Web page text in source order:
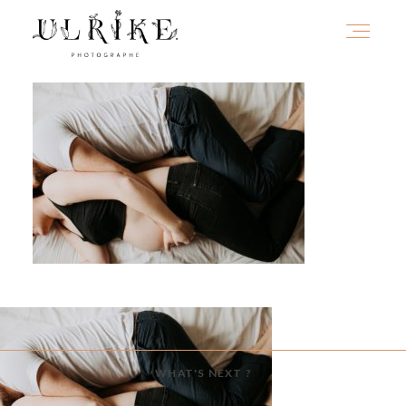
WHAT'S NEXT ?
HOME
A PROPOS
PORTFOLIO
INFOS
JOURNAL